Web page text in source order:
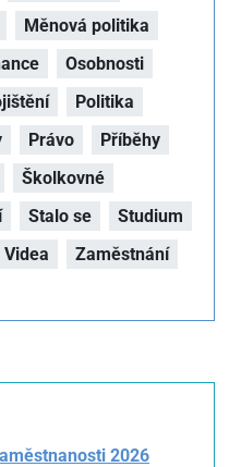
Měnová politika
Osobnosti
Politika
Právo
Příběhy
Školkovné
Stalo se
Studium
Videa
Zaměstnání
2026